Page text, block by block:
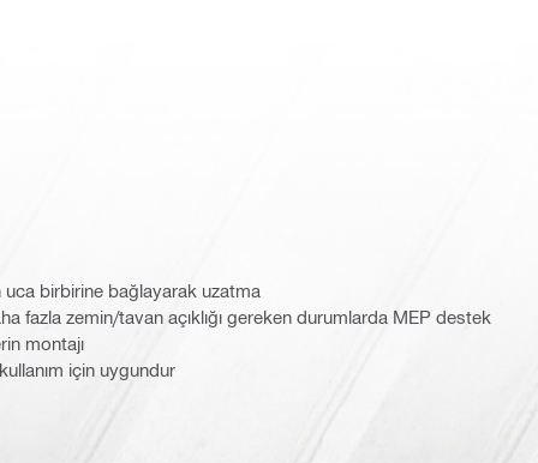
uca birbirine bağlayarak uzatma
fazla zemin/tavan açıklığı gereken durumlarda MEP destek
montajı
için uygundur